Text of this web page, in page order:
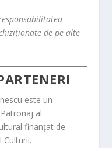
de pe alte
este un
al
finanțat de
Culturii.